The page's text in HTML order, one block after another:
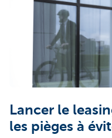
Corporate
Lancer le
les pièges à